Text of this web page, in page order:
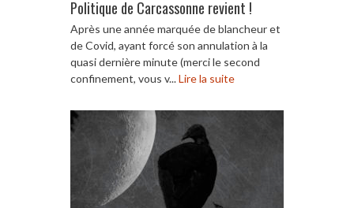
Politique de Carcassonne revient !
Après une année marquée de blancheur et
de Covid, ayant forcé son annulation à la
quasi dernière minute (merci le second
confinement, vous v...Lire la suite